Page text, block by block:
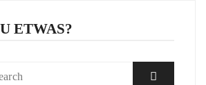
ETWAS?